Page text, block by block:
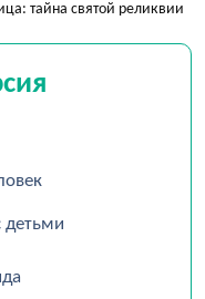
тайна святой реликвии